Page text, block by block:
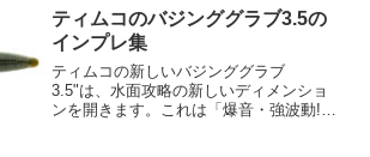
れていますが、その小ささとは裏腹に、
アームパーツが大きく水を動...
ティムコのバジンググラブ3.5の
インプレ集
ティムコの新しいバジンググラブ
3.5"は、水面攻略の新しいディメンショ
ンを開きます。これは「爆音・強波動!水